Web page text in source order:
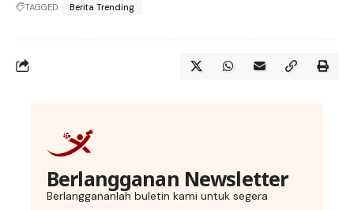
TAGGED: Berita Trending
Berlangganan Newsletter
Berlanggananlah buletin kami untuk segera